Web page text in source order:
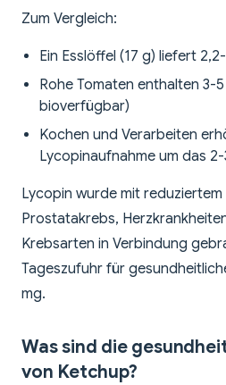
Zum Vergleich:
Ein Esslöffel (17 g) liefert
Rohe Tomaten enthalten 3-
bioverfügbar)
Kochen und Verarbeiten
Lycopinaufnahme um das
Lycopin wurde mit reduziertem
Prostatakrebs,
Krebsarten in Verbindung
Tageszufuhr für
mg.
Was sind die
von Ketchup?